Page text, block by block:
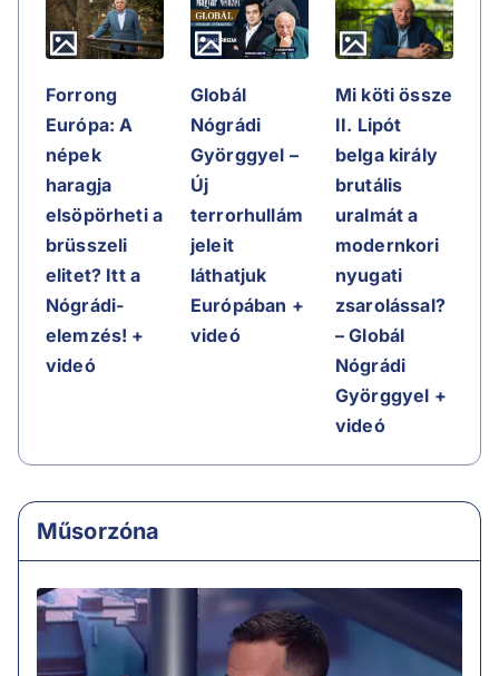
Forrong
Európa: A
népek
haragja
elsöpörheti a
brüsszeli
elitet? Itt a
Nógrádi-
elemzés! +
videó
Globál
Nógrádi
Györggyel –
Új
terrorhullám
jeleit
láthatjuk
Európában +
videó
Mi köti össze
II. Lipót
belga király
brutális
uralmát a
modernkori
nyugati
zsarolással?
– Globál
Nógrádi
Györggyel +
videó
Műsorzóna